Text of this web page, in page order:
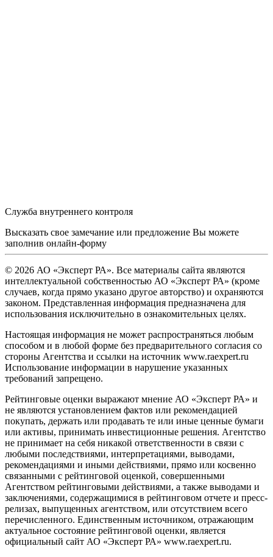
Служба внутреннего контроля
Высказать свое замечание или предложение Вы можете
заполнив онлайн-форму
© 2026 АО «Эксперт РА». Все материалы сайта являются
интеллектуальной собственностью АО «Эксперт РА» (кроме
случаев, когда прямо указано другое авторство) и охраняются
законом. Представленная информация предназначена для
использования исключительно в ознакомительных целях.
Настоящая информация не может распространяться любым
способом и в любой форме без предварительного согласия со
стороны Агентства и ссылки на источник www.raexpert.ru
Использование информации в нарушение указанных
требований запрещено.
Рейтинговые оценки выражают мнение АО «Эксперт РА» и
не являются установлением фактов или рекомендацией
покупать, держать или продавать те или иные ценные бумаги
или активы, принимать инвестиционные решения. Агентство
не принимает на себя никакой ответственности в связи с
любыми последствиями, интерпретациями, выводами,
рекомендациями и иными действиями, прямо или косвенно
связанными с рейтинговой оценкой, совершенными
Агентством рейтинговыми действиями, а также выводами и
заключениями, содержащимися в рейтинговом отчете и пресс-
релизах, выпущенных агентством, или отсутствием всего
перечисленного. Единственным источником, отражающим
актуальное состояние рейтинговой оценки, является
официальный сайт АО «Эксперт РА» www.raexpert.ru.